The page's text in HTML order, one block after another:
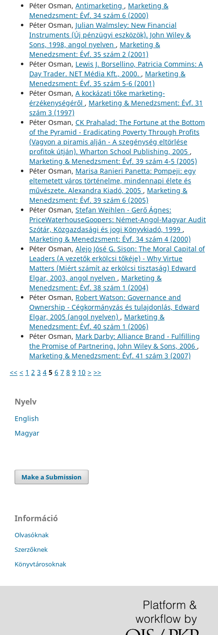
Péter Osman, Antimarketing , Marketing &
Menedzsment: Évf. 34 szám 6 (2000)
Péter Osman, Julian Walmsley: New Financial
Instruments (Új pénzügyi eszközök). John Wiley &
Sons, 1998, angol nyelven , Marketing &
Menedzsment: Évf. 35 szám 2 (2001)
Péter Osman, Lewis J. Borsellino, Patricia Commins: A
Day Trader. NET Média Kft., 2000. , Marketing &
Menedzsment: Évf. 35 szám 5-6 (2001)
Péter Osman, A kockázati tőke marketing-
érzékenységéről , Marketing & Menedzsment: Évf. 31
szám 3 (1997)
Péter Osman, CK Prahalad: The Fortune at the Bottom
of the Pyramid - Eradicating Poverty Through Profits
(Vagyon a piramis alján - A szegénység eltörlése
profitok útján). Wharton School Publishing, 2005 ,
Marketing & Menedzsment: Évf. 39 szám 4-5 (2005)
Péter Osman, Marisa Ranieri Panetta: Pompeji: egy
eltemetett város történelme, mindennapi élete és
művészete. Alexandra Kiadó, 2005 , Marketing &
Menedzsment: Évf. 39 szám 6 (2005)
Péter Osman, Stefan Weihlen - Gerő Ágnes:
PriceWaterhouseGoopers: Német-Angol-Magyar Audit
Szótár, Közgazdasági és jogi Könyvkiadó, 1999 ,
Marketing & Menedzsment: Évf. 34 szám 4 (2000)
Péter Osman, Alejo Jósé G. Sison: The Moral Capital of
Leaders (A vezetők erkölcsi tőkéje) - Why Virtue
Matters (Miért számít az erkölcsi tisztaság) Edward
Elgar, 2003, angol nyelven , Marketing &
Menedzsment: Évf. 38 szám 1 (2004)
Péter Osman, Robert Watson: Governance and
Ownership - Cégkormányzás és tulajdonlás, Edward
Elgar, 2005 (angol nyelven) , Marketing &
Menedzsment: Évf. 40 szám 1 (2006)
Péter Osman, Mark Darby: Alliance Brand - Fulfilling
the Promise of Partnering. John Wiley & Sons, 2006 ,
Marketing & Menedzsment: Évf. 41 szám 3 (2007)
<< < 1 2 3 4 5 6 7 8 9 10 > >>
Nyelv
English
Magyar
Make a Submission
Információ
Olvasóknak
Szerzőknek
Könyvtárosoknak